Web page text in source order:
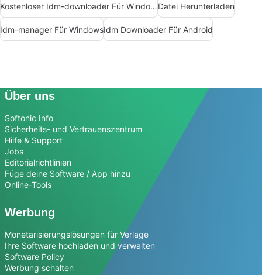
Kostenloser Idm-downloader Für WindowsDatei Herunterladen
Idm-manager Für WindowsIdm Downloader Für Android
Über uns
Softonic Info
Sicherheits- und Vertrauenszentrum
Hilfe & Support
Jobs
Editorialrichtlinien
Füge deine Software / App hinzu
Online-Tools
Werbung
Monetarisierungslösungen für Verlage
Ihre Software hochladen und verwalten
Software Policy
Werbung schalten